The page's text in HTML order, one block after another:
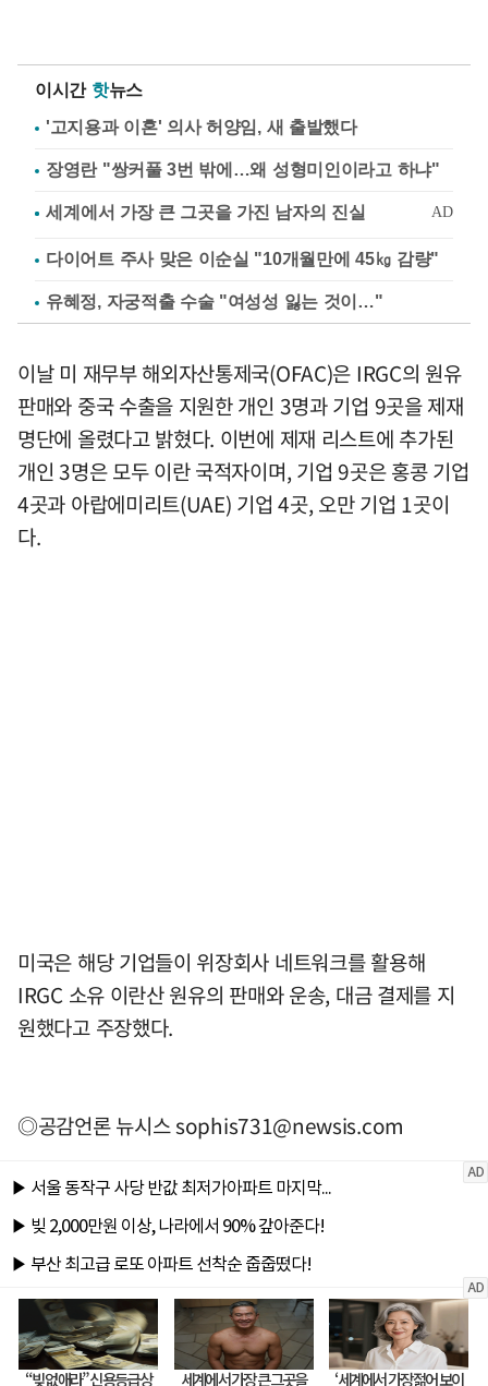
이시간 핫뉴스
'고지용과 이혼' 의사 허양임, 새 출발했다
장영란 "쌍커풀 3번 밖에…왜 성형미인이라고 하냐"
다이어트 주사 맞은 이순실 "10개월만에 45㎏ 감량"
유혜정, 자궁적출 수술 "여성성 잃는 것이…"
이날 미 재무부 해외자산통제국(OFAC)은 IRGC의 원유
판매와 중국 수출을 지원한 개인 3명과 기업 9곳을 제재
명단에 올렸다고 밝혔다. 이번에 제재 리스트에 추가된
개인 3명은 모두 이란 국적자이며, 기업 9곳은 홍콩 기업
4곳과 아랍에미리트(UAE) 기업 4곳, 오만 기업 1곳이
다.
미국은 해당 기업들이 위장회사 네트워크를 활용해
IRGC 소유 이란산 원유의 판매와 운송, 대금 결제를 지
원했다고 주장했다.
◎공감언론 뉴시스sophis731@newsis.com